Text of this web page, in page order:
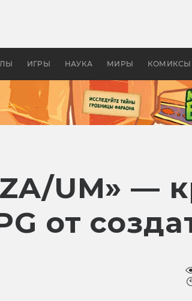
ИГРЫ НАУКА МИРЫ КОМИКСЫ
апокалипсис, в России —
UM» —
от